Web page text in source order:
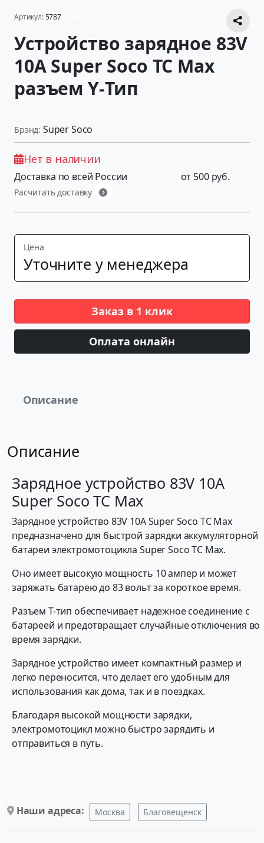
Артикул:5787
Устройство зарядное 83V
10A Super Soco TC Max
разъем Y-Тип
Брэнд: Super Soco
Нет в наличии
Доставка по всей России
Расчитать доставку
от 500 руб.
Цена
Уточните у менеджера
Заказ в 1 клик
Оплата онлайн
Описание
Описание
Зарядное устройство 83V 10A
Super Soco TC Max
Зарядное устройство 83V 10A Super Soco TC Max
предназначено для быстрой зарядки аккумуляторной
батареи электромотоцикла Super Soco TC Max.
Оно имеет высокую мощность 10 ампер и может
заряжать батарею до 83 вольт за короткое время.
Разъем Т-тип обеспечивает надежное соединение с
батареей и предотвращает случайные отключения во
время зарядки.
Зарядное устройство имеет компактный размер и
легко переносится, что делает его удобным для
использования как дома, так и в поездках.
Благодаря высокой мощности зарядки,
электромотоцикл можно быстро зарядить и
отправиться в путь.
Наши адреса: Москва Благовещенск